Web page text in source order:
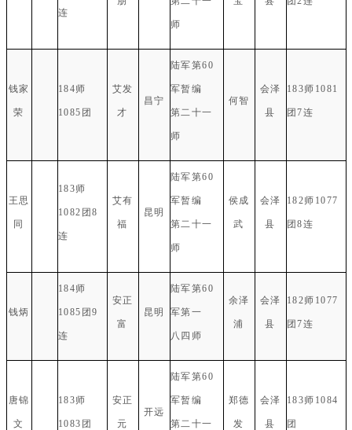
连
师
钱家
荣
184师
1085团
艾发
才
昌宁
陆军第60
军暂编
第二十一
师
何智
会泽
县
183师1081
团7连
王思
同
183师
1082团8
连
艾有
福
昆明
陆军第60
军暂编
第二十一
师
侯成
武
会泽
县
182师1077
团8连
钱炳
184师
1085团9
连
安正
富
昆明
陆军第60
军第一
八四师
余泽
浦
会泽
县
182师1077
团7连
唐锦
文
183师
1083团
安正
元
开远
陆军第60
军暂编
第二十一
郑德
发
会泽
县
183师1084
团